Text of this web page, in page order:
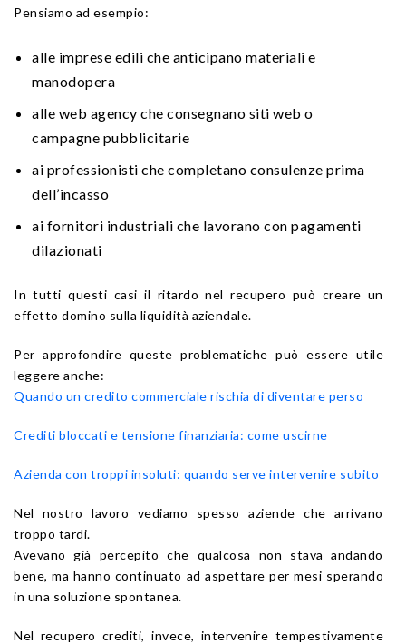
Pensiamo ad esempio:
alle imprese edili che anticipano materiali e
manodopera
alle web agency che consegnano siti web o
campagne pubblicitarie
ai professionisti che completano consulenze prima
dell’incasso
ai fornitori industriali che lavorano con pagamenti
dilazionati
In tutti questi casi il ritardo nel recupero può creare un
effetto domino sulla liquidità aziendale.
Per approfondire queste problematiche può essere utile
leggere anche:
Quando un credito commerciale rischia di diventare perso
Crediti bloccati e tensione finanziaria: come uscirne
Azienda con troppi insoluti: quando serve intervenire subito
Nel nostro lavoro vediamo spesso aziende che arrivano
troppo tardi.
Avevano già percepito che qualcosa non stava andando
bene, ma hanno continuato ad aspettare per mesi sperando
in una soluzione spontanea.
Nel recupero crediti, invece, intervenire tempestivamente